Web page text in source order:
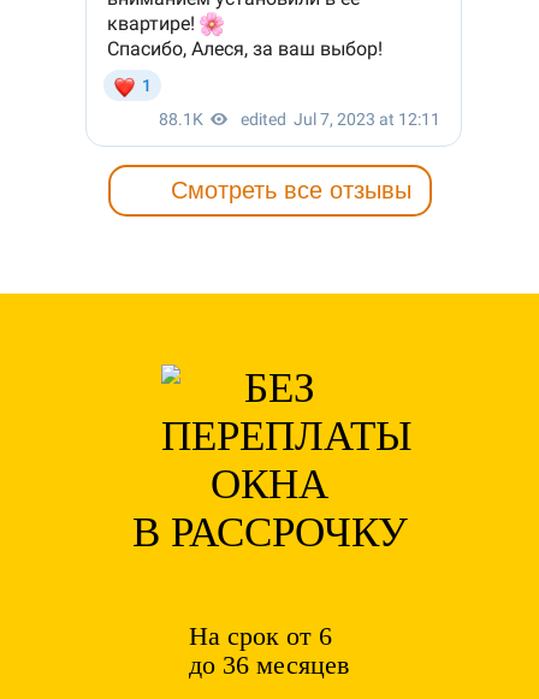
Смотреть все отзывы
ОКНА
В РАССРОЧКУ
На срок от 6
до 36 месяцев